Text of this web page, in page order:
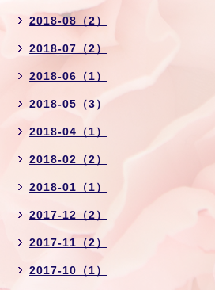
2018-08（2）
2018-07（2）
2018-06（1）
2018-05（3）
2018-04（1）
2018-02（2）
2018-01（1）
2017-12（2）
2017-11（2）
2017-10（1）